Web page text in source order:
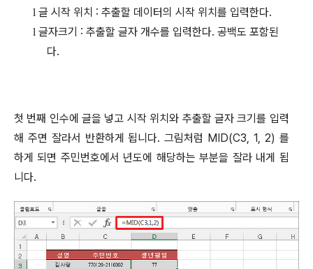
l 글 시작 위치 : 추출할 데이터의 시작 위치를 입력한다.
l 글자크기 : 추출할 글자 개수를 입력한다. 공백도 포함된
다.
첫 번째 인수에 글을 넣고 시작 위치와 추출할 글자 크기를 입력
해 주면 잘라서 반환하게 됩니다.그림처럼 MID(C3, 1, 2) 를
하게 되면 주민번호에서 년도에 해당하는 부분을 잘라 내게 됩
니다.